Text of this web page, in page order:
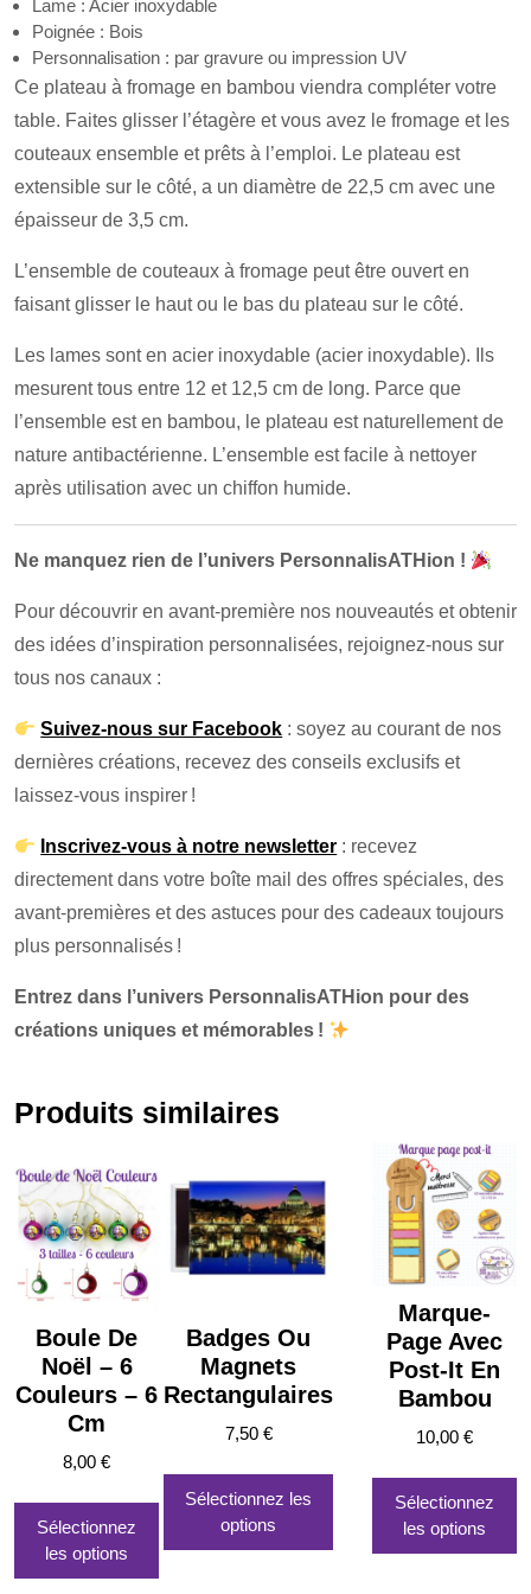
Lame : Acier inoxydable
Poignée : Bois
Personnalisation : par gravure ou impression UV
Ce plateau à fromage en bambou viendra compléter votre
table. Faites glisser l’étagère et vous avez le fromage et les
couteaux ensemble et prêts à l’emploi. Le plateau est
extensible sur le côté, a un diamètre de 22,5 cm avec une
épaisseur de 3,5 cm.
L’ensemble de couteaux à fromage peut être ouvert en
faisant glisser le haut ou le bas du plateau sur le côté.
Les lames sont en acier inoxydable (acier inoxydable). Ils
mesurent tous entre 12 et 12,5 cm de long. Parce que
l’ensemble est en bambou, le plateau est naturellement de
nature antibactérienne. L’ensemble est facile à nettoyer
après utilisation avec un chiffon humide.
Ne manquez rien de l’univers PersonnalisATHion !
Pour découvrir en avant-première nos nouveautés et obtenir
des idées d’inspiration personnalisées, rejoignez-nous sur
tous nos canaux :
Suivez-nous sur Facebook : soyez au courant de nos
dernières créations, recevez des conseils exclusifs et
laissez-vous inspirer !
Inscrivez-vous à notre newsletter : recevez
directement dans votre boîte mail des offres spéciales, des
avant-premières et des astuces pour des cadeaux toujours
plus personnalisés !
Entrez dans l’univers PersonnalisATHion pour des
créations uniques et mémorables !
Produits similaires
Boule De
Noël – 6
Couleurs – 6
Cm
8,00 €
Sélectionnez
les options
a
plusieurs
Marque-
Page Avec
Post-It En
Bambou
10,00 €
Sélectionnez
les options
Badges Ou
Magnets
Rectangulaires
7,50 €
Sélectionnez les
options
plusieurs